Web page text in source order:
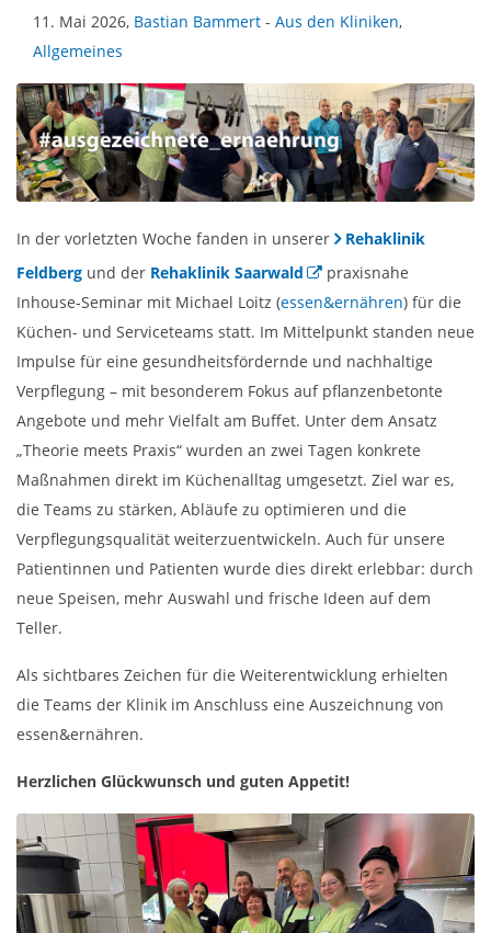
11. Mai 2026, Bastian Bammert - Aus den Kliniken,
Allgemeines
In der vorletzten Woche fanden in unserer
Rehaklinik
Feldberg und der Rehaklinik Saarwald
praxisnahe
Inhouse-Seminar mit Michael Loitz (essen&ernähren) für die
Küchen- und Serviceteams statt. Im Mittelpunkt standen neue
Impulse für eine gesundheitsfördernde und nachhaltige
Verpflegung – mit besonderem Fokus auf pflanzenbetonte
Angebote und mehr Vielfalt am Buffet. Unter dem Ansatz
„Theorie meets Praxis“ wurden an zwei Tagen konkrete
Maßnahmen direkt im Küchenalltag umgesetzt. Ziel war es,
die Teams zu stärken, Abläufe zu optimieren und die
Verpflegungsqualität weiterzuentwickeln. Auch für unsere
Patientinnen und Patienten wurde dies direkt erlebbar: durch
neue Speisen, mehr Auswahl und frische Ideen auf dem
Teller.
Als sichtbares Zeichen für die Weiterentwicklung erhielten
die Teams der Klinik im Anschluss eine Auszeichnung von
essen&ernähren.
Herzlichen Glückwunsch und guten Appetit!